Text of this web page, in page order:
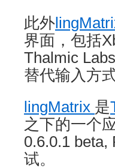
此外
界面，包括
Thalmic
替代输入方式
lingMatrix 是
之下的一个
0.6.0.1 beta,
试。